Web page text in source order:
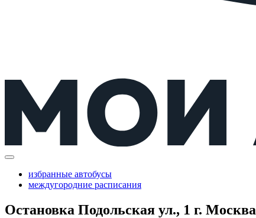
избранные автобусы
междугородние расписания
Остановка Подольская ул., 1 г. Москва